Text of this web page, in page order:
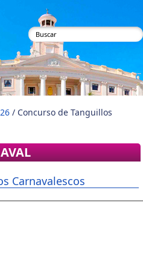
Formulario de
búsqueda
/ Concurso de Tanguillos
Carnavalescos